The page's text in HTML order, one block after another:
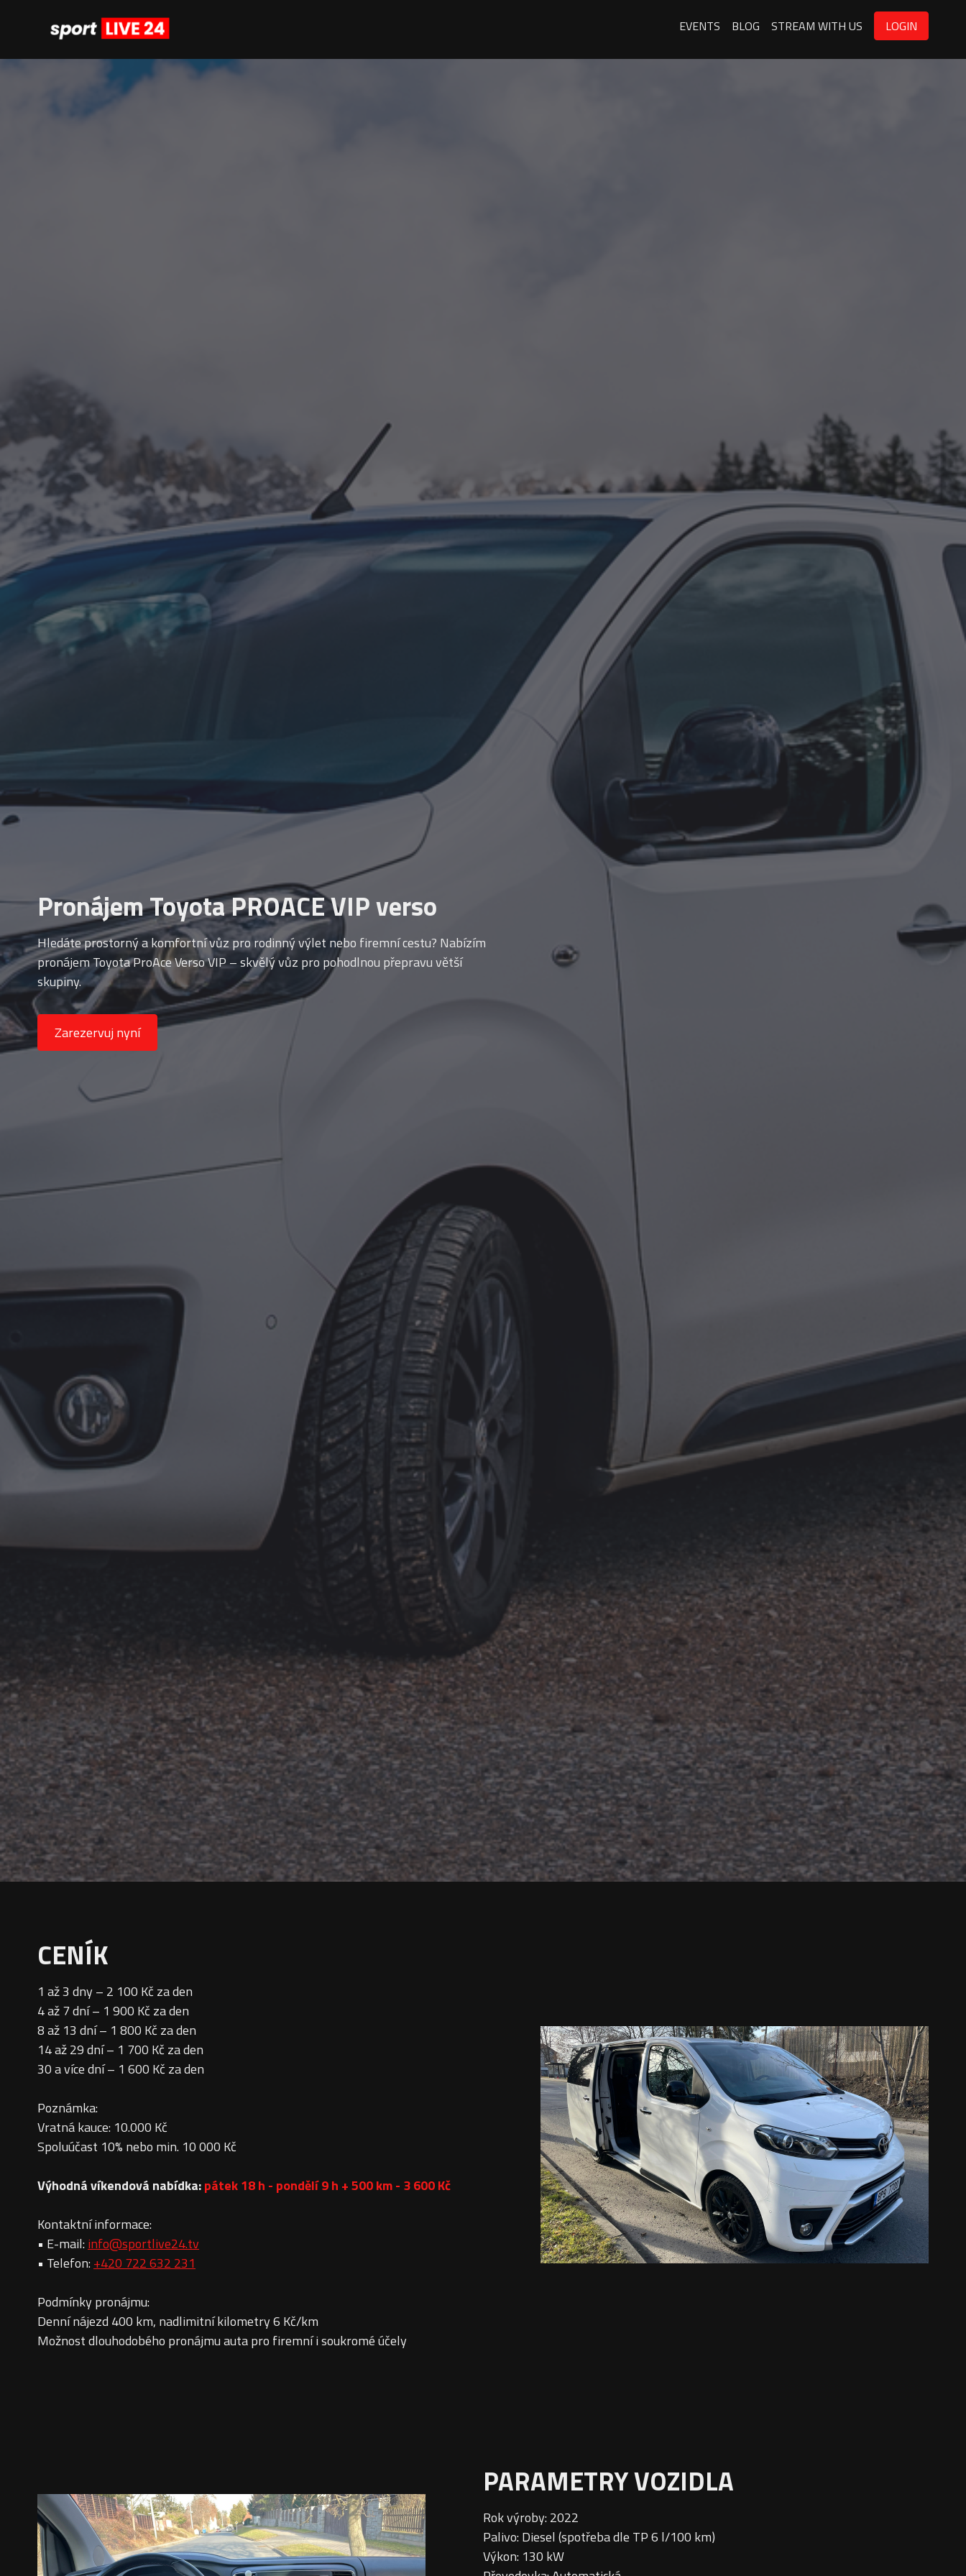
EVENTS BLOG STREAM WITH US LOGIN
Pronájem Toyota PROACE VIP verso
Hledáte prostorný a komfortní vůz pro rodinný výlet nebo firemní cestu? Nabízím
pronájem Toyota ProAce Verso VIP – skvělý vůz pro pohodlnou přepravu větší
skupiny.
Zarezervuj nyní
CENÍK
1 až 3 dny – 2 100 Kč za den
4 až 7 dní – 1 900 Kč za den
8 až 13 dní – 1 800 Kč za den
14 až 29 dní – 1 700 Kč za den
30 a více dní – 1 600 Kč za den
Poznámka:
Vratná kauce: 10.000 Kč
Spoluúčast 10% nebo min. 10 000 Kč
Výhodná víkendová nabídka:pátek 18 h - pondělí 9 h + 500 km - 3 600 Kč
Kontaktní informace:
• E-mail:info@sportlive24.tv
• Telefon:+420 722 632 231
Podmínky pronájmu:
Denní nájezd 400 km, nadlimitní kilometry 6 Kč/km
Možnost dlouhodobého pronájmu auta pro firemní i soukromé účely
PARAMETRY VOZIDLA
Rok výroby: 2022
Palivo: Diesel (spotřeba dle TP 6 l/100 km)
Výkon: 130 kW